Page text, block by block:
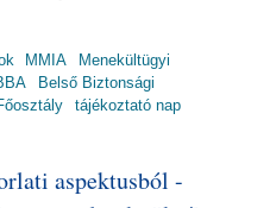
MMIA
Menekültügyi
Belső Biztonsági
tájékoztató nap
aspektusból -